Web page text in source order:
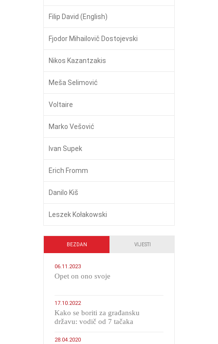
Filip David (English)
Fjodor Mihailovič Dostojevski
Nikos Kazantzakis
Meša Selimović
Voltaire
Marko Vešović
Ivan Supek
Erich Fromm
Danilo Kiš
Leszek Kołakowski
BEZDAN VIJESTI
06.11.2023
​Opet on ono svoje
17.10.2022
Kako se boriti za građansku
državu: vodič od 7 tačaka
28.04.2020